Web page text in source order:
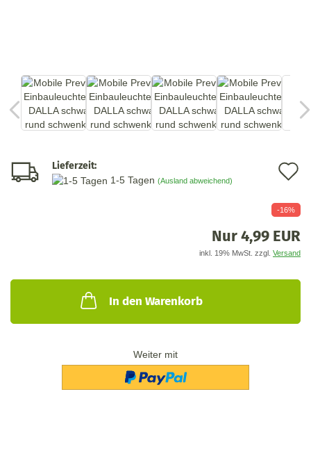
Lieferzeit:
1-5 Tagen (Ausland abweichend)
-16%
Nur 4,99 EUR
inkl. 19% MwSt. zzgl. Versand
In den Warenkorb
Weiter mit